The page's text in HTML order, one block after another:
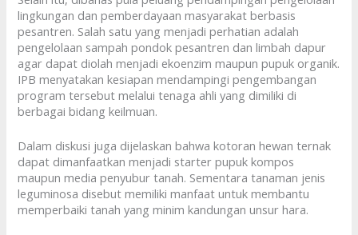
lingkungan dan pemberdayaan masyarakat berbasis
pesantren. Salah satu yang menjadi perhatian adalah
pengelolaan sampah pondok pesantren dan limbah dapur
agar dapat diolah menjadi ekoenzim maupun pupuk organik.
IPB menyatakan kesiapan mendampingi pengembangan
program tersebut melalui tenaga ahli yang dimiliki di
berbagai bidang keilmuan.
Dalam diskusi juga dijelaskan bahwa kotoran hewan ternak
dapat dimanfaatkan menjadi starter pupuk kompos
maupun media penyubur tanah. Sementara tanaman jenis
leguminosa disebut memiliki manfaat untuk membantu
memperbaiki tanah yang minim kandungan unsur hara.